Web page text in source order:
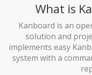
What is
Kanboard is an
solution and
implements easy
system with a